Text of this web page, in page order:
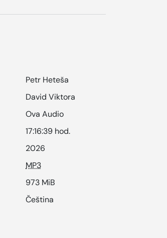
Petr Heteša
David Viktora
Ova Audio
17:16:39 hod.
2026
MP3
973 MiB
Čeština